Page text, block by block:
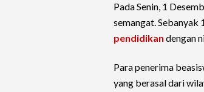
Pada Senin, 1
semangat. Sebanyak
pendidikan dengan
Para penerima
yang berasal dari